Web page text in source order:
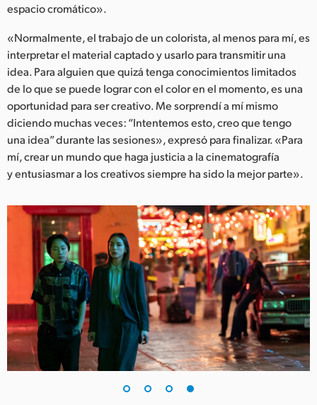
espacio cromático».
«Normalmente, el trabajo de un colorista, al menos para mí, es
interpretar el material captado y usarlo para transmitir una
idea. Para alguien que quizá tenga conocimientos limitados
de lo que se puede lograr con el color en el momento, es una
oportunidad para ser creativo. Me sorprendí a mí mismo
diciendo muchas veces: “Intentemos esto, creo que tengo
una idea” durante las sesiones», expresó para finalizar. «Para
mí, crear un mundo que haga justicia a la cinematografía
y entusiasmar a los creativos siempre ha sido la mejor parte».